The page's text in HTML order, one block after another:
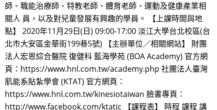
師、職能治療師、特教老師、體育老師、運動及健康產業相
關人 員，以及對兒童發展有興趣的學員。 【上課時間與地
點】 2020年11月29日(日) 09:00-17:00 淡江大學台北校區(台
北市大安區金華街199巷5號) 【主辦單位／相關網站】 財團
法人宏恩綜合醫院 復健科 藍海學苑 (BOA Academy) 官方網
頁：https://www.hnl.com.tw/academy.php 社團法人臺灣
肌能系貼紮學會 (KTAT) 官方網頁：
https://www.hnl.com.tw/kinesiotaiwan 臉書專頁：
http://www.facebook.com/ktatjc 【課程表】 時程 課程 講